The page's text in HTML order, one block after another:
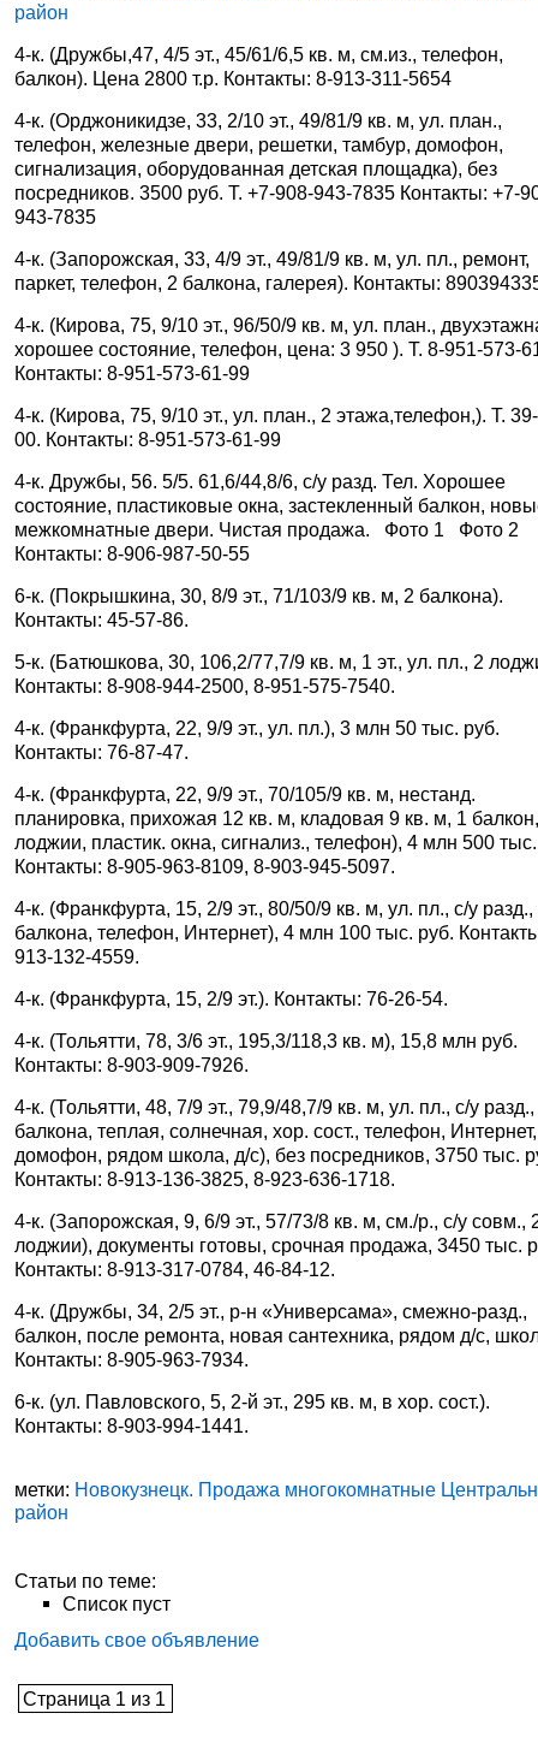
район
4-к. (Дружбы,47, 4/5 эт., 45/61/6,5 кв. м, см.из., телефон,
балкон). Цена 2800 т.р. Контакты: 8-913-311-5654
4-к. (Орджоникидзе, 33, 2/10 эт., 49/81/9 кв. м, ул. план.,
телефон, железные двери, решетки, тамбур, домофон,
сигнализация, оборудованная детская площадка), без
посредников. 3500 руб. Т. +7-908-943-7835 Контакты: +7-
943-7835
4-к. (Запорожская, 33, 4/9 эт., 49/81/9 кв. м, ул. пл., ремонт,
паркет, телефон, 2 балкона, галерея). Контакты:
4-к. (Кирова, 75, 9/10 эт., 96/50/9 кв. м, ул. план.,
хорошее состояние, телефон, цена: 3 950 ). Т. 8-951-573-
Контакты: 8-951-573-61-99
4-к. (Кирова, 75, 9/10 эт., ул. план., 2 этажа,телефон,). Т.
00. Контакты: 8-951-573-61-99
4-к. Дружбы, 56. 5/5. 61,6/44,8/6, с/у разд. Тел. Хорошее
состояние, пластиковые окна, застекленный балкон,
межкомнатные двери. Чистая продажа. Фото 1 Фото 2
Контакты: 8-906-987-50-55
6-к. (Покрышкина, 30, 8/9 эт., 71/103/9 кв. м, 2 балкона).
Контакты: 45-57-86.
5-к. (Батюшкова, 30, 106,2/77,7/9 кв. м, 1 эт., ул. пл., 2
Контакты: 8-908-944-2500, 8-951-575-7540.
4-к. (Франкфурта, 22, 9/9 эт., ул. пл.), 3 млн 50 тыс. руб.
Контакты: 76-87-47.
4-к. (Франкфурта, 22, 9/9 эт., 70/105/9 кв. м, нестанд.
планировка, прихожая 12 кв. м, кладовая 9 кв. м, 1
лоджии, пластик. окна, сигнализ., телефон), 4 млн 500
Контакты: 8-905-963-8109, 8-903-945-5097.
4-к. (Франкфурта, 15, 2/9 эт., 80/50/9 кв. м, ул. пл., с/у разд.,
балкона, телефон, Интернет), 4 млн 100 тыс. руб.
913-132-4559.
4-к. (Франкфурта, 15, 2/9 эт.). Контакты: 76-26-54.
4-к. (Тольятти, 78, 3/6 эт., 195,3/118,3 кв. м), 15,8 млн руб.
Контакты: 8-903-909-7926.
4-к. (Тольятти, 48, 7/9 эт., 79,9/48,7/9 кв. м, ул. пл., с/у
балкона, теплая, солнечная, хор. сост., телефон, Интернет,
домофон, рядом школа, д/с), без посредников, 3750 тыс.
Контакты: 8-913-136-3825, 8-923-636-1718.
4-к. (Запорожская, 9, 6/9 эт., 57/73/8 кв. м, см./р., с/у совм.,
лоджии), документы готовы, срочная продажа, 3450 тыс.
Контакты: 8-913-317-0784, 46-84-12.
4-к. (Дружбы, 34, 2/5 эт., р-н «Универсама», смежно-разд.,
балкон, после ремонта, новая сантехника, рядом д/с,
Контакты: 8-905-963-7934.
6-к. (ул. Павловского, 5, 2-й эт., 295 кв. м, в хор. сост.).
Контакты: 8-903-994-1441.
метки: Новокузнецк. Продажа многокомнатные
район
Статьи по теме:
Список пуст
Добавить свое объявление
Страница 1 из 1